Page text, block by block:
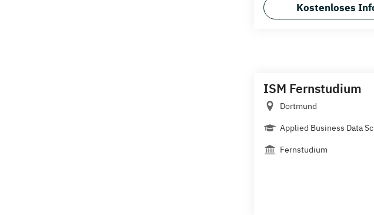
Kostenloses
ISM Fernstudium
Dortmund
Applied Business Data
Fernstudium